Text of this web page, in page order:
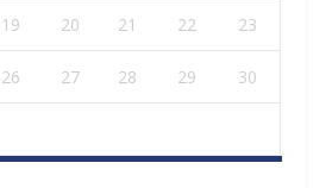
19 20 21 22 23
26 27 28 29 30